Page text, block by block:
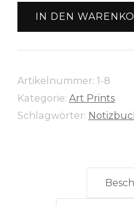
IN DEN
Artikelnummer: 1-8
Kategorie: Art Prints
Schlagwörter: